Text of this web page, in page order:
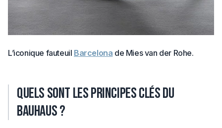
L’iconique fauteuil Barcelona de Mies van der Rohe.
Quels sont les principes clés du
Bauhaus ?